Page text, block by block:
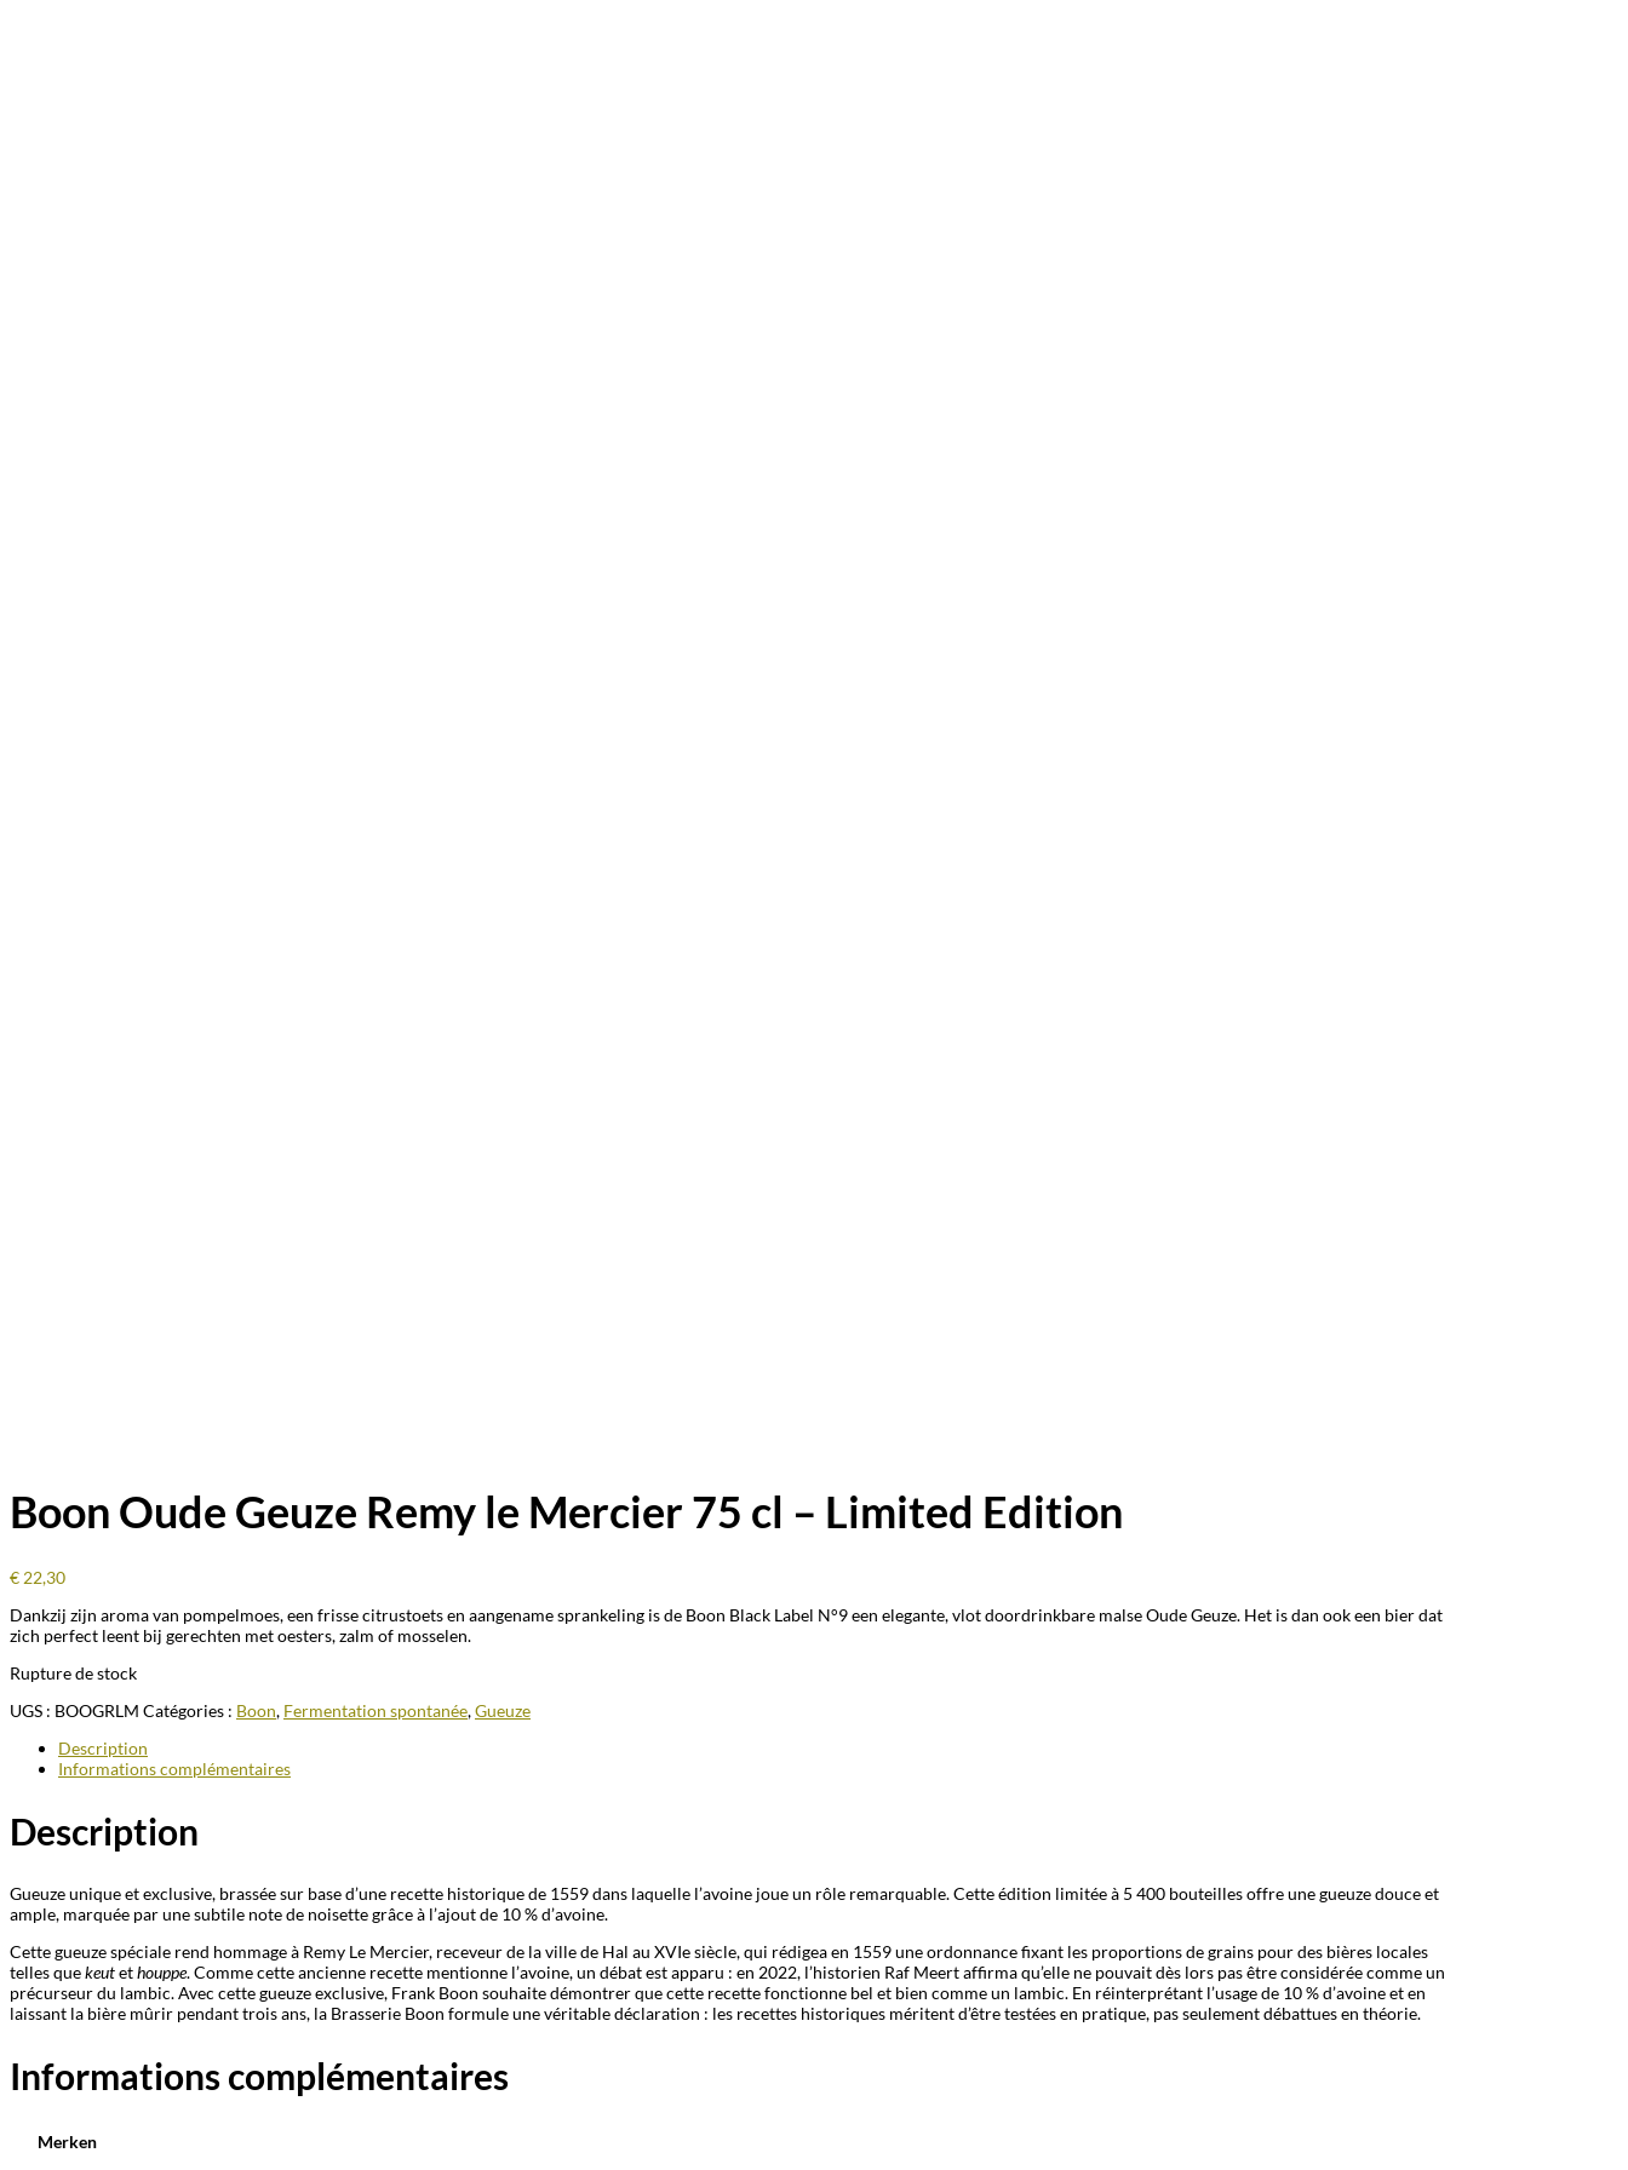
Boon Oude Geuze Remy le Mercier 75 cl – Limited Edition
€ 22,30
Dankzij zijn aroma van pompelmoes, een frisse citrustoets en aangename sprankeling is de Boon Black Label N°9 een elegante, vlot doordrinkbare malse Oude Geuze. Het is dan ook een bier dat
zich perfect leent bij gerechten met oesters, zalm of mosselen.
Rupture de stock
UGS : BOOGRLM Catégories : Boon, Fermentation spontanée,Gueuze
Description
Informations complémentaires
Description
Gueuze unique et exclusive, brassée sur base d’une recette historique de 1559 dans laquelle l’avoine joue un rôle remarquable. Cette édition limitée à 5 400 bouteilles offre une gueuze douce et
ample, marquée par une subtile note de noisette grâce à l’ajout de 10 % d’avoine.
Cette gueuze spéciale rend hommage à Remy Le Mercier, receveur de la ville de Hal au XVIe siècle, qui rédigea en 1559 une ordonnance fixant les proportions de grains pour des bières locales
telles quekeutethouppe. Comme cette ancienne recette mentionne l’avoine, un débat est apparu : en 2022, l’historien Raf Meert affirma qu’elle ne pouvait dès lors pas être considérée comme un
précurseur du lambic. Avec cette gueuze exclusive, Frank Boon souhaite démontrer que cette recette fonctionne bel et bien comme un lambic. En réinterprétant l’usage de 10 % d’avoine et en
laissant la bière mûrir pendant trois ans, la Brasserie Boon formule une véritable déclaration : les recettes historiques méritent d’être testées en pratique, pas seulement débattues en théorie.
Informations complémentaires
Merken